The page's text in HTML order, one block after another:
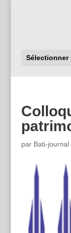
Sélectionner
par Bati-journal